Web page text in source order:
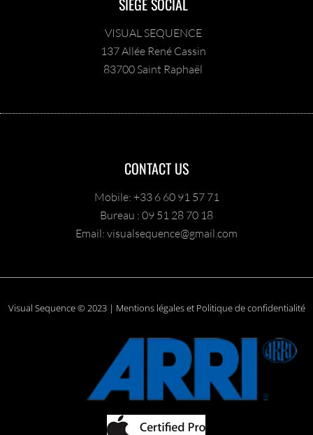
VISUAL SEQUENCE
137 Allée René Cassin
83700 Saint Raphaël
CONTACT US
Mobile: +33 6 60 91 57 71
Bureau : 09 51 28 70 18
Email: visualsequence@gmail.com
Visual Sequence © 2023 | Mentions légales et Politique de confidentialité